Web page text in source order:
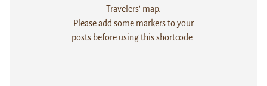
Travelers' map.
Please add some markers to your
posts before using this shortcode.